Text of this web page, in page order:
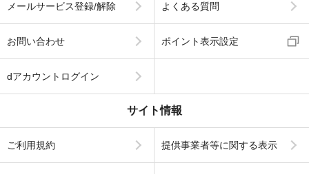
メールサービス登録/解除 よくある質問
お問い合わせ ポイント表示設定
dアカウントログイン
サイト情報
ご利用規約 提供事業者等に関する表示